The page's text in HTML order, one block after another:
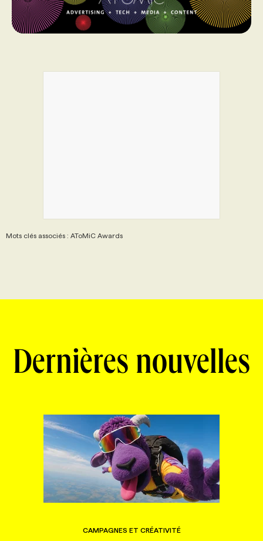
Mots clés associés : AToMiC Awards
Dernières nouvelles
CAMPAGNES ET CRÉATIVITÉ